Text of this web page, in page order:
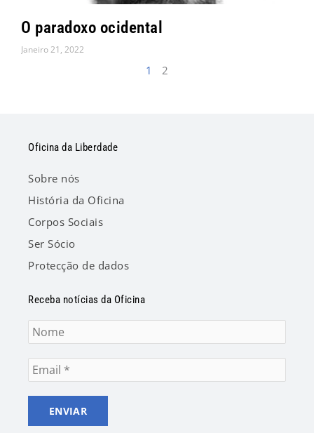
O paradoxo ocidental
Janeiro 21, 2022
1 2
Oficina da Liberdade
Sobre nós
História da Oficina
Corpos Sociais
Ser Sócio
Protecção de dados
Receba notícias da Oficina